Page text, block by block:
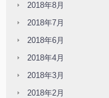
2018年8月
2018年7月
2018年6月
2018年4月
2018年3月
2018年2月